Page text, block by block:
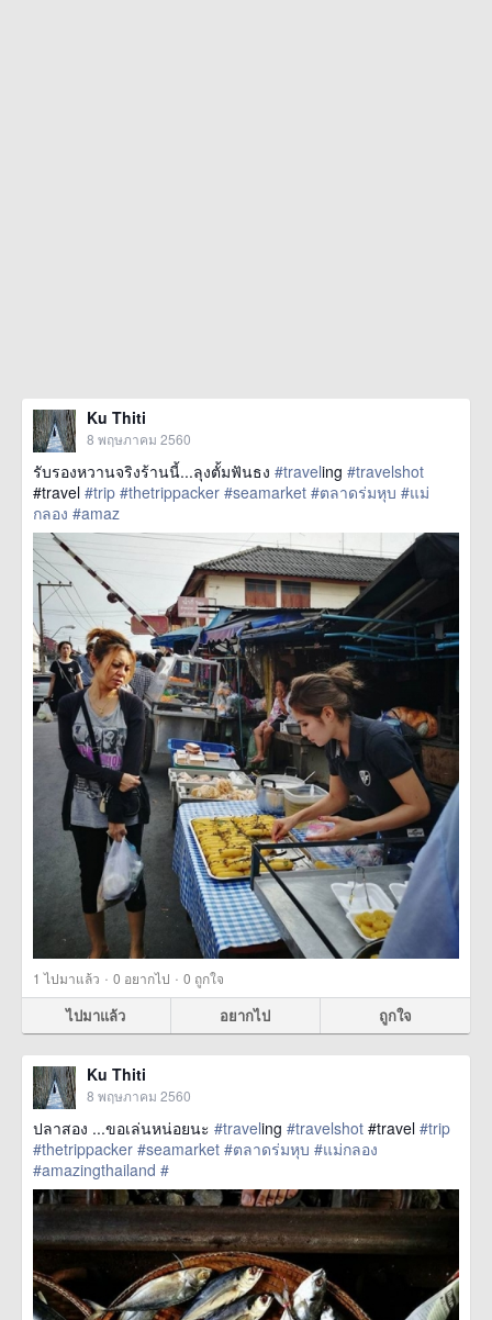
Ku Thiti
8 พฤษภาคม 2560
รับรองหวานจริงร้านนี้...ลุงตั้มฟันธง #traveling #travelshot
#travel #trip #thetrippacker #seamarket #ตลาดร่มหุบ #แม่
กลอง #amaz
href=https://m.thetrippacker.com/th/image/location/204713>
more
1 ไปมาแล้ว · 0 อยากไป · 0 ถูกใจ
ไปมาแล้ว อยากไป ถูกใจ
Ku Thiti
8 พฤษภาคม 2560
ปลาสอง ...ขอเล่นหน่อยนะ #traveling #travelshot #travel #trip
#thetrippacker #seamarket #ตลาดร่มหุบ #แม่กลอง
#amazingthailand #
href=https://m.thetrippacker.com/th/image/location/204712>
more